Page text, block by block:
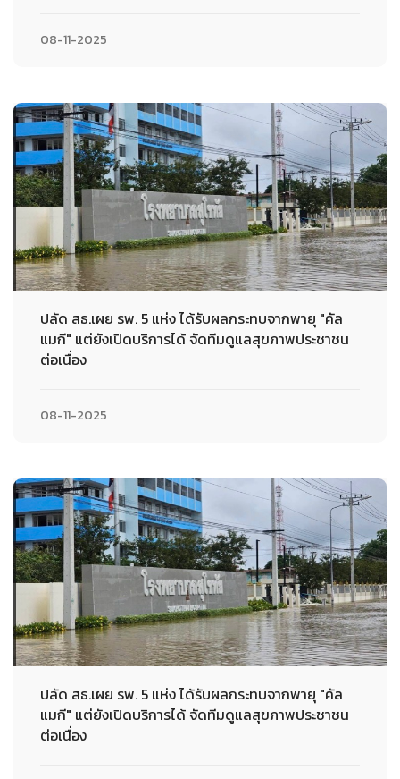
08-11-2025
ปลัด สธ.เผย รพ. 5 แห่ง ได้รับผลกระทบจากพายุ "คัล
แมกี" แต่ยังเปิดบริการได้ จัดทีมดูแลสุขภาพประชาชน
ต่อเนื่อง
08-11-2025
ปลัด สธ.เผย รพ. 5 แห่ง ได้รับผลกระทบจากพายุ "คัล
แมกี" แต่ยังเปิดบริการได้ จัดทีมดูแลสุขภาพประชาชน
ต่อเนื่อง